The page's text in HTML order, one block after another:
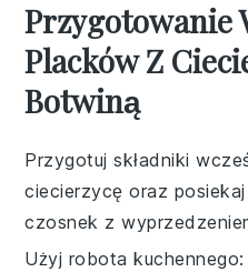
Przygotowanie
Placków Z
Botwiną
Przygotuj składniki
ciecierzycę oraz posiekaj
czosnek z
Użyj robota kuchennego